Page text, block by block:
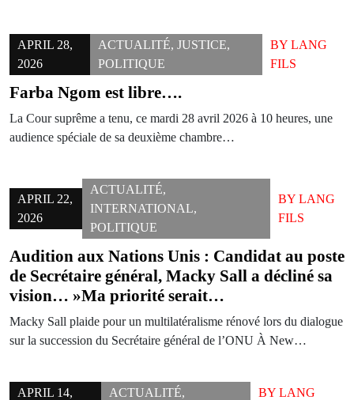
APRIL 28,
2026
ACTUALITÉ, JUSTICE,
POLITIQUE
BY LANG
FILS
Farba Ngom est libre….
La Cour suprême a tenu, ce mardi 28 avril 2026 à 10 heures, une
audience spéciale de sa deuxième chambre…
APRIL 22,
2026
ACTUALITÉ,
INTERNATIONAL,
POLITIQUE
BYLANG
FILS
Audition aux Nations Unis : Candidat au poste
de Secrétaire général, Macky Sall a décliné sa
vision… »Ma priorité serait…
Macky Sall plaide pour un multilatéralisme rénové lors du dialogue
sur la succession du Secrétaire général de l’ONU À New…
APRIL 14,
ACTUALITÉ,
BY LANG